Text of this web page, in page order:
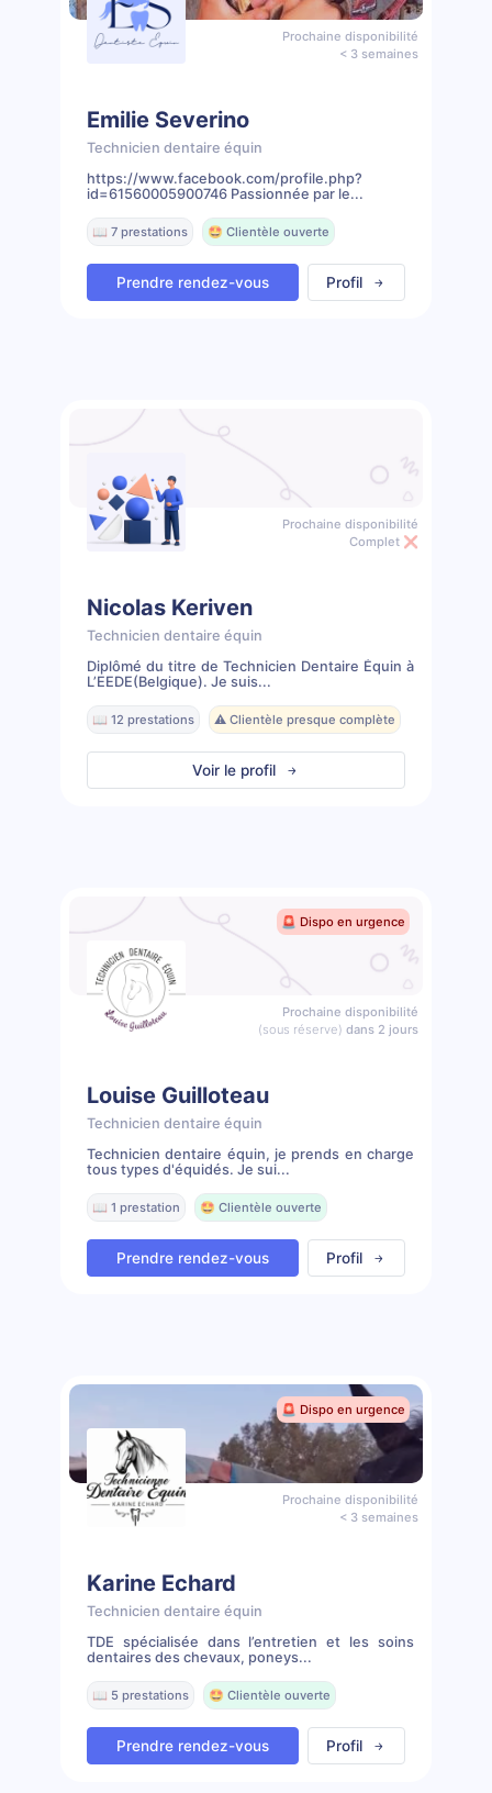
Prochaine disponibilité
< 3 semaines
Emilie Severino
Technicien dentaire équin
https://www.facebook.com/profile.php?
id=61560005900746 Passionnée par le...
📖 7 prestations 🤩 Clientèle ouverte
Prendre rendez-vous Profil
Prochaine disponibilité
Complet ❌
Nicolas Keriven
Technicien dentaire équin
Diplômé du titre de Technicien Dentaire Équin à
L’EEDE(Belgique). Je suis...
📖 12 prestations ⚠️ Clientèle presque complète
Voir le profil
🚨 Dispo en urgence
Prochaine disponibilité
(sous réserve) dans 2 jours
Louise Guilloteau
Technicien dentaire équin
Technicien dentaire équin, je prends en charge
tous types d'équidés. Je sui...
📖 1 prestation 🤩 Clientèle ouverte
Prendre rendez-vous Profil
🚨 Dispo en urgence
Prochaine disponibilité
< 3 semaines
Karine Echard
Technicien dentaire équin
TDE spécialisée dans l’entretien et les soins
dentaires des chevaux, poneys...
📖 5 prestations 🤩 Clientèle ouverte
Prendre rendez-vous Profil